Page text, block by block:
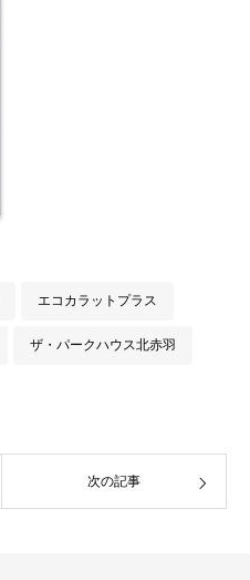
エコカラットプラス
ザ・パークハウス北赤羽
次の記事